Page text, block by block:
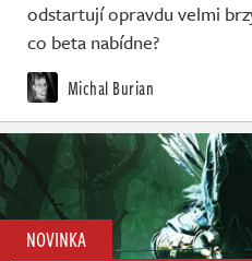
odstartují opravdu velmi
co beta nabídne?
Michal Burian
NOVINKA